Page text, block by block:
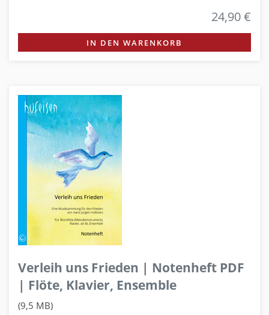
24,90 €
IN DEN WARENKORB
Verleih uns Frieden | Notenheft PDF
| Flöte, Klavier, Ensemble
(9,5 MB)